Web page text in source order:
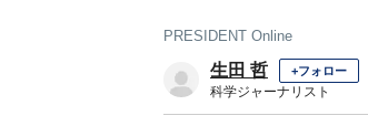
PRESIDENT Online
生田 哲 +フォロー
科学ジャーナリスト